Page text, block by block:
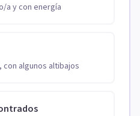
a y con energía
algunos altibajos